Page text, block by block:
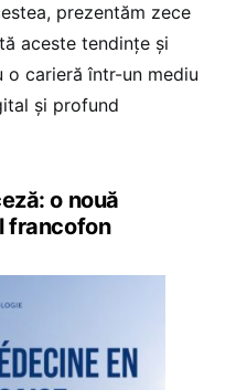
prezentăm zece
aceste tendințe și
carieră într-un mediu
și profund
o nouă
francofon